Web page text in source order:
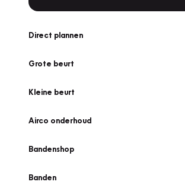
Direct plannen
Grote beurt
Kleine beurt
Airco onderhoud
Bandenshop
Banden